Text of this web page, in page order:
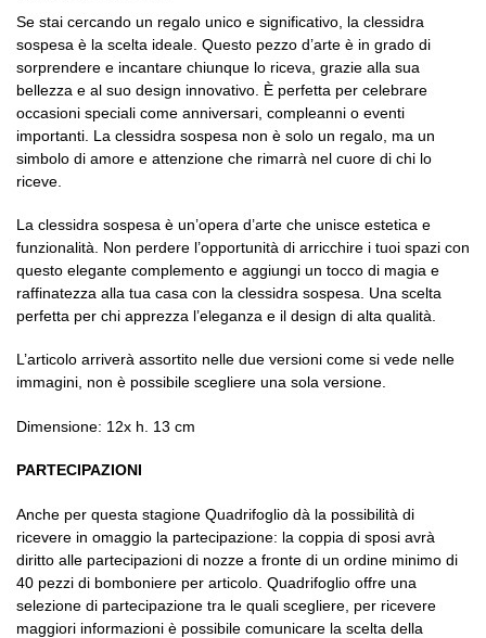
Se stai cercando un regalo unico e significativo, la clessidra
sospesa è la scelta ideale. Questo pezzo d’arte è in grado di
sorprendere e incantare chiunque lo riceva, grazie alla sua
bellezza e al suo design innovativo. È perfetta per celebrare
occasioni speciali come anniversari, compleanni o eventi
importanti. La clessidra sospesa non è solo un regalo, ma un
simbolo di amore e attenzione che rimarrà nel cuore di chi lo
riceve.
La clessidra sospesa è un’opera d’arte che unisce estetica e
funzionalità. Non perdere l’opportunità di arricchire i tuoi spazi con
questo elegante complemento e aggiungi un tocco di magia e
raffinatezza alla tua casa con la clessidra sospesa. Una scelta
perfetta per chi apprezza l’eleganza e il design di alta qualità.
L’articolo arriverà assortito nelle due versioni come si vede nelle
immagini, non è possibile scegliere una sola versione.
Dimensione: 12x h. 13 cm
PARTECIPAZIONI
Anche per questa stagione Quadrifoglio dà la possibilità di
ricevere in omaggio la partecipazione: la coppia di sposi avrà
diritto alle partecipazioni di nozze a fronte di un ordine minimo di
40 pezzi di bomboniere per articolo. Quadrifoglio offre una
selezione di partecipazione tra le quali scegliere, per ricevere
maggiori informazioni è possibile comunicare la scelta della